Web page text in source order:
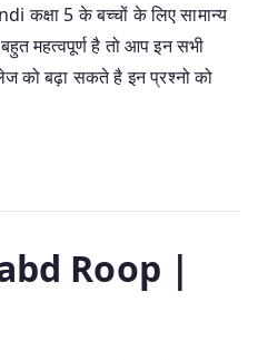
5 के बच्चों के लिए सामान्य
महत्वपूर्ण है तो आप इन सभी
को बढ़ा सकते है इन प्रश्नो को
Roop |